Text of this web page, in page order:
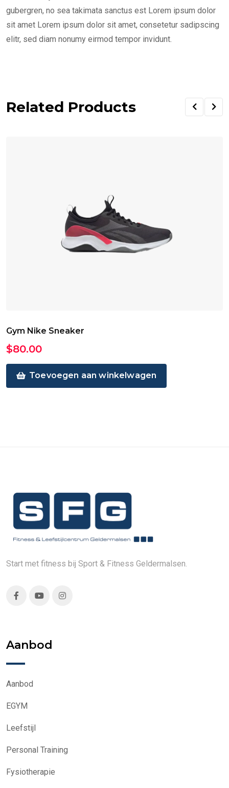
gubergren, no sea takimata sanctus est Lorem ipsum dolor
sit amet Lorem ipsum dolor sit amet, consetetur sadipscing
elitr, sed diam nonumy eirmod tempor invidunt.
Related Products
Gym Nike Sneaker
$80.00
Toevoegen aan winkelwagen
Start met fitness bij Sport & Fitness Geldermalsen.
Aanbod
Aanbod
EGYM
Leefstijl
Personal Training
Fysiotherapie